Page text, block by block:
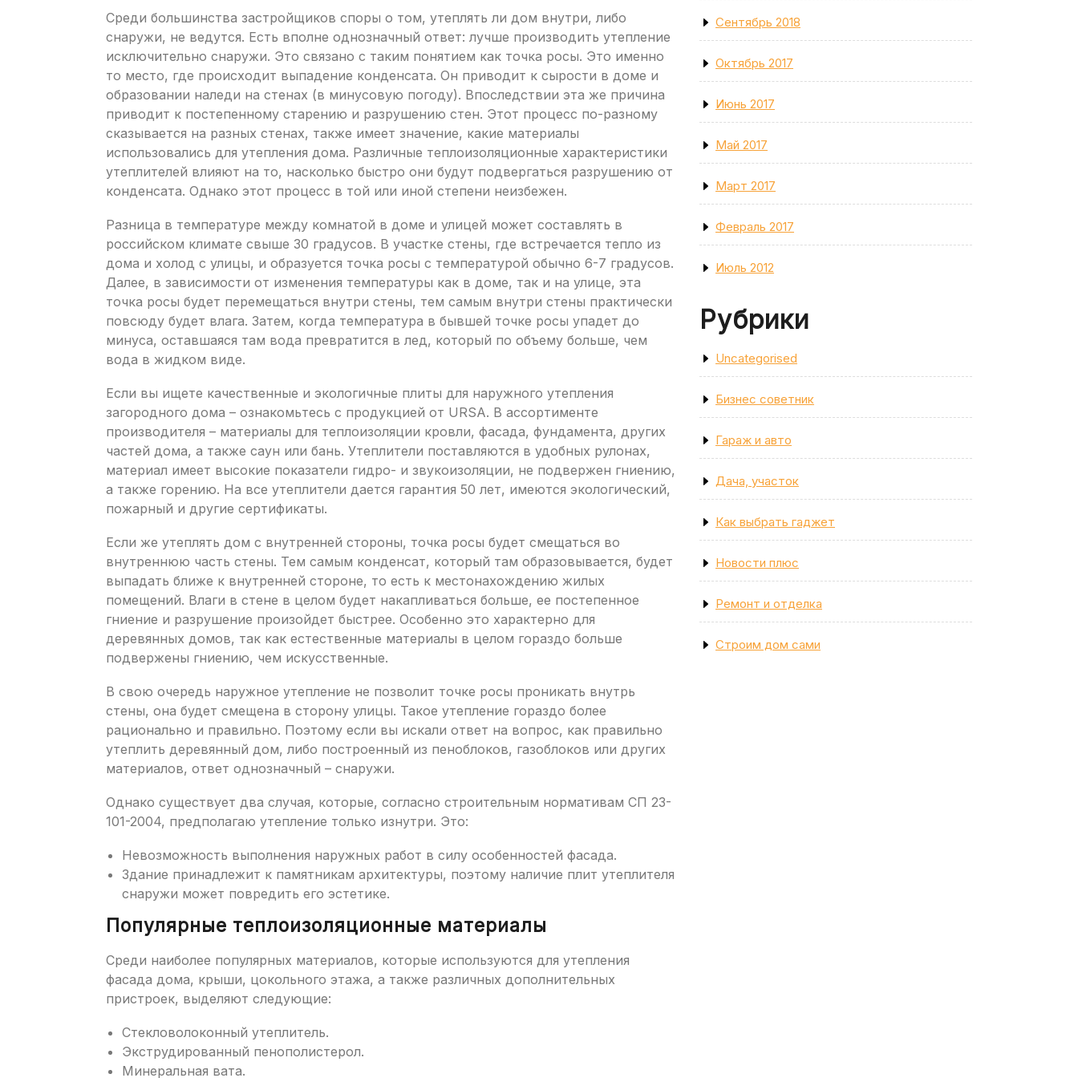
Среди большинства застройщиков споры о том, утеплять ли дом внутри, либо
снаружи, не ведутся. Есть вполне однозначный ответ: лучше производить утепление
исключительно снаружи. Это связано с таким понятием как точка росы. Это именно
то место, где происходит выпадение конденсата. Он приводит к сырости в доме и
образовании наледи на стенах (в минусовую погоду). Впоследствии эта же причина
приводит к постепенному старению и разрушению стен. Этот процесс по-разному
сказывается на разных стенах, также имеет значение, какие материалы
использовались для утепления дома. Различные теплоизоляционные характеристики
утеплителей влияют на то, насколько быстро они будут подвергаться разрушению от
конденсата. Однако этот процесс в той или иной степени неизбежен.
Разница в температуре между комнатой в доме и улицей может составлять в
российском климате свыше 30 градусов. В участке стены, где встречается тепло из
дома и холод с улицы, и образуется точка росы с температурой обычно 6-7 градусов.
Далее, в зависимости от изменения температуры как в доме, так и на улице, эта
точка росы будет перемещаться внутри стены, тем самым внутри стены практически
повсюду будет влага. Затем, когда температура в бывшей точке росы упадет до
минуса, оставшаяся там вода превратится в лед, который по объему больше, чем
вода в жидком виде.
Если вы ищете качественные и экологичные плиты для наружного утепления
загородного дома – ознакомьтесь с продукцией от URSA. В ассортименте
производителя – материалы для теплоизоляции кровли, фасада, фундамента, других
частей дома, а также саун или бань. Утеплители поставляются в удобных рулонах,
материал имеет высокие показатели гидро- и звукоизоляции, не подвержен гниению,
а также горению. На все утеплители дается гарантия 50 лет, имеются экологический,
пожарный и другие сертификаты.
Если же утеплять дом с внутренней стороны, точка росы будет смещаться во
внутреннюю часть стены. Тем самым конденсат, который там образовывается, будет
выпадать ближе к внутренней стороне, то есть к местонахождению жилых
помещений. Влаги в стене в целом будет накапливаться больше, ее постепенное
гниение и разрушение произойдет быстрее. Особенно это характерно для
деревянных домов, так как естественные материалы в целом гораздо больше
подвержены гниению, чем искусственные.
В свою очередь наружное утепление не позволит точке росы проникать внутрь
стены, она будет смещена в сторону улицы. Такое утепление гораздо более
рационально и правильно. Поэтому если вы искали ответ на вопрос, как правильно
утеплить деревянный дом, либо построенный из пеноблоков, газоблоков или других
материалов, ответ однозначный – снаружи.
Однако существует два случая, которые, согласно строительным нормативам СП 23-
101-2004, предполагаю утепление только изнутри. Это:
Невозможность выполнения наружных работ в силу особенностей фасада.
Здание принадлежит к памятникам архитектуры, поэтому наличие плит утеплителя
снаружи может повредить его эстетике.
Популярные теплоизоляционные материалы
Среди наиболее популярных материалов, которые используются для утепления
фасада дома, крыши, цокольного этажа, а также различных дополнительных
пристроек, выделяют следующие:
Стекловолоконный утеплитель.
Экструдированный пенополистерол.
Минеральная вата.
Сентябрь 2018
Октябрь 2017
Июнь 2017
Май 2017
Март 2017
Февраль 2017
Июль 2012
Рубрики
Uncategorised
Бизнес советник
Гараж и авто
Дача, участок
Как выбрать гаджет
Новости плюс
Ремонт и отделка
Строим дом сами